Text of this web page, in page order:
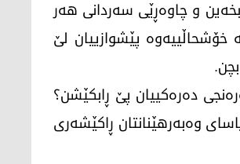
و چاوەڕێی سەردانی هەر
پێشوازییان لێ
دەرەكییان پێ ڕابكێشن؟
وەبەرهێنانتان ڕاكێشەری